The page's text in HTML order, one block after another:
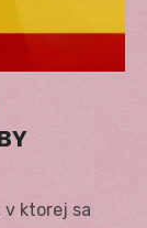
ktorej sa